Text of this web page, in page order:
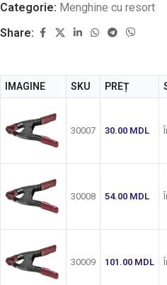
Categorie: Menghine cu resort
Share:
IMAGINE SKU PREȚ
30007 30.00 MDL
30008 54.00 MDL
30009 101.00 MDL